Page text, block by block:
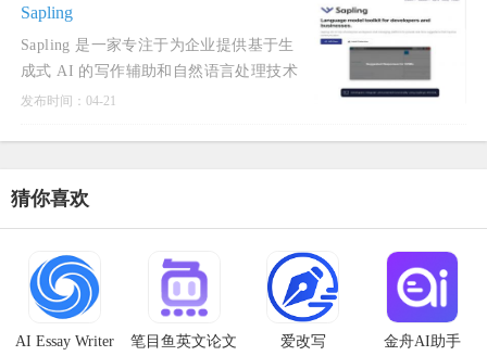
全流程中的核心痛点，为科研人员、研究
生等用户群体提供一站式解
Sapling
Sapling 是一家专注于为企业提供基于生
成式 AI 的写作辅助和自然语言处理技术
的公司。其核心产品旨在通过实时的写作
发布时间：04-21
猜你喜欢
AI Essay Writer
笔目鱼英文论文
爱改写 金舟AI助手